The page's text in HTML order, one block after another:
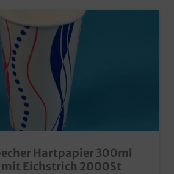
Hartpapier 300ml
Eichstrich 2000St